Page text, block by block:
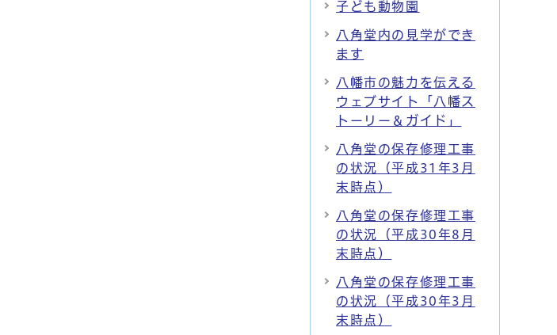
子ども動物園
八角堂内の見学ができ
ます
八幡市の魅力を伝える
ウェブサイト「八幡ス
トーリー＆ガイド」
八角堂の保存修理工事
の状況（平成31年3月
末時点）
八角堂の保存修理工事
の状況（平成30年8月
末時点）
八角堂の保存修理工事
の状況（平成30年3月
末時点）